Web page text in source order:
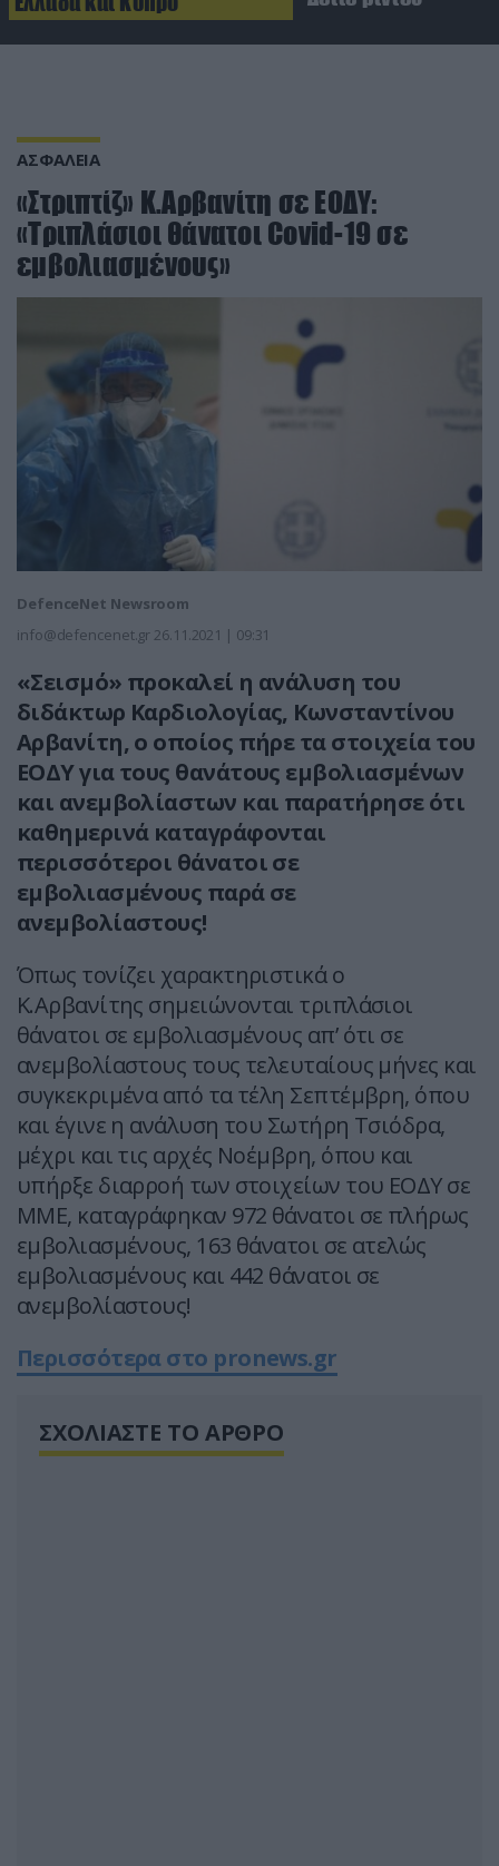
ΑΣΦΑΛΕΙΑ
«Στριπτίζ» Κ.Αρβανίτη σε ΕΟΔΥ:
«Τριπλάσιοι θάνατοι Covid-19 σε
εμβολιασμένους»
DefenceNet Newsroom
info@defencenet.gr 26.11.2021 | 09:31
«Σεισμό» προκαλεί η ανάλυση του
διδάκτωρ Καρδιολογίας, Κωνσταντίνου
Αρβανίτη, ο οποίος πήρε τα στοιχεία του
ΕΟΔΥ για τους θανάτους εμβολιασμένων
και ανεμβολίαστων και παρατήρησε ότι
καθημερινά καταγράφονται
περισσότεροι θάνατοι σε
εμβολιασμένους παρά σε
ανεμβολίαστους!
Όπως τονίζει χαρακτηριστικά ο
Κ.Αρβανίτης σημειώνονται τριπλάσιοι
θάνατοι σε εμβολιασμένους απ’ ότι σε
ανεμβολίαστους τους τελευταίους μήνες και
συγκεκριμένα από τα τέλη Σεπτέμβρη, όπου
και έγινε η ανάλυση του Σωτήρη Τσιόδρα,
μέχρι και τις αρχές Νοέμβρη, όπου και
υπήρξε διαρροή των στοιχείων του ΕΟΔΥ σε
ΜΜΕ, καταγράφηκαν 972 θάνατοι σε πλήρως
εμβολιασμένους, 163 θάνατοι σε ατελώς
εμβολιασμένους και 442 θάνατοι σε
ανεμβολίαστους!
Περισσότερα στο pronews.gr
ΣΧΟΛΙΑΣΤΕ ΤΟ ΑΡΘΡΟ